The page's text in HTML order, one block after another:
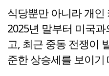
식당뿐만 아니라 개
2025년 말부터 미국
고, 최근 중동 전쟁이
준한 상승세를 보이기